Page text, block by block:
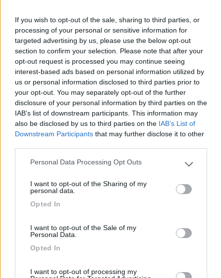
If you wish to opt-out of the sale, sharing to third parties, or
processing of your personal or sensitive information for
targeted advertising by us, please use the below opt-out
section to confirm your selection. Please note that after your
opt-out request is processed you may continue seeing
interest-based ads based on personal information utilized by
us or personal information disclosed to third parties prior to
your opt-out. You may separately opt-out of the further
disclosure of your personal information by third parties on the
IAB’s list of downstream participants. This information may
also be disclosed by us to third parties on the IAB’s List of
Downstream Participants that may further disclose it to other
Please note that this website/app uses one or more Google
not limited to your visit or usage behaviour. You may click to
grant or deny consent to Google and its third-party tags to
use your data for below specified purposes in below Google
Personal Data Processing Opt Outs
I want to opt-out of the Sharing of my
personal data.
Opted In
I want to opt-out of the Sale of my
Personal Data.
Opted In
I want to opt-out of processing my
Mostra tutto
Robysomma 02/06/2025 19:37
Struttura di recente realizzazione, ancora in fase
di rifiniture. Comoda con piazzole servite da
acqua, luce e all'ingresso scarico. Personale super
gentile. Molto economica. No servizi al momento.
Attaccata a ristorante e ad inizio passeggiate e
giri in bici. Da provare.
Ruben Rizzardi
Area sosta economica.
Prezzo